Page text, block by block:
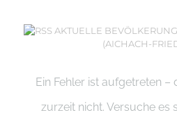
AKTUELLE
(AICHACH-
Ein Fehler ist aufgetreten –
zurzeit nicht. Versuche es